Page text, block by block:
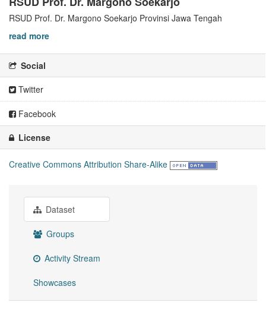
RSUD Prof. Dr. Margono Soekarjo Provinsi Jawa Tengah
read more
Social
Twitter
Facebook
License
Creative Commons Attribution Share-Alike
Dataset
Groups
Activity Stream
Showcases